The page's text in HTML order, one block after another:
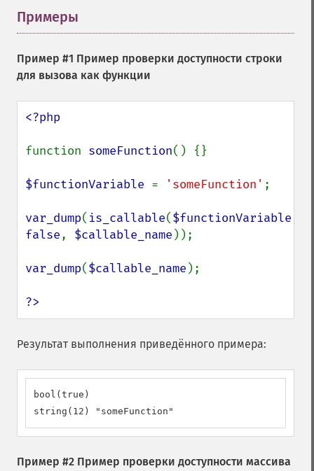
Примеры
Пример #1 Пример проверки доступности строки
для вызова как функции
<?php
function someFunction() {}
$functionVariable = 'someFunction' ;
var_dump( is_callable($functionVariable
false, $callable_name ));
var_dump($callable_name );
?>
Результат выполнения приведённого примера:
bool(true)
string(12) "someFunction"
Пример #2 Пример проверки доступности массива